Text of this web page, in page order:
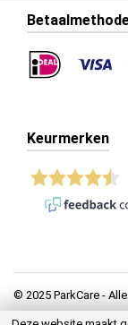
Keurmerken
© 2025 ParkCare -